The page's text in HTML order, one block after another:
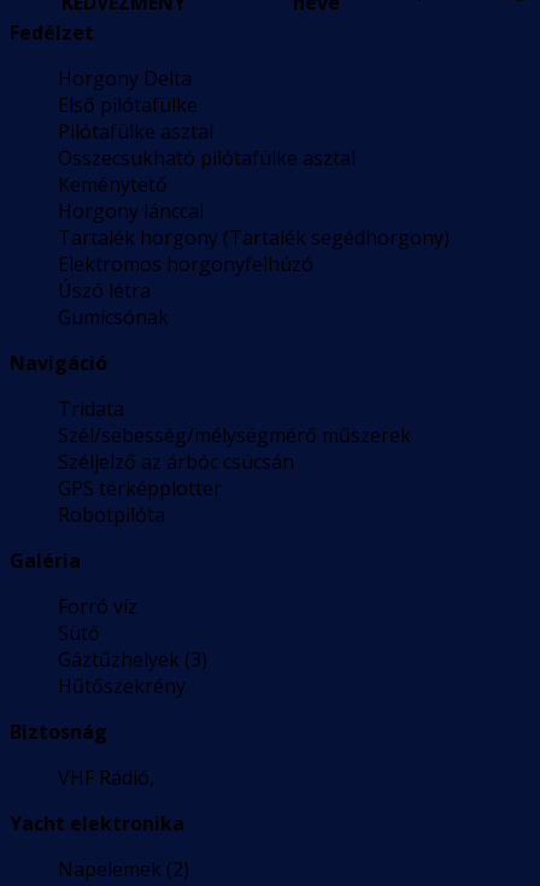
Fedélzet
Horgony Delta
Első pilótafülke
Pilótafülke asztal
Összecsukható pilótafülke asztal
Keménytető
Horgony lánccal
Tartalék horgony (Tartalék segédhorgony)
Elektromos horgonyfelhúzó
Úszó létra
Gumicsónak
Navigáció
Tridata
Szél/sebesség/mélységmérő műszerek
Széljelző az árbóc csúcsán
GPS térképplotter
Robotpilóta
Galéria
Forró víz
Sütő
Gáztűzhelyek (3)
Hűtőszekrény
Biztosnág
VHF Rádió,
Yacht elektronika
Napelemek (2)